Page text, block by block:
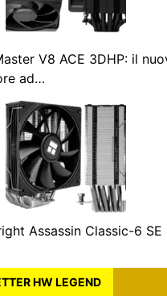
V8 ACE 3DHP: il
ad…
Assassin Classic-6 SE
HW LEGEND